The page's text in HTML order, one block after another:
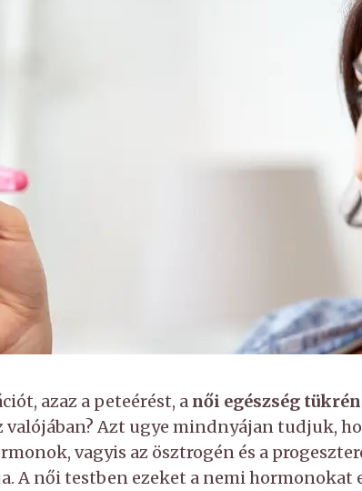
azaz a peteérést, a női egészség
valójában? Azt ugye mindnyájan tudjuk,
vagyis az ösztrogén és a
A női testben ezeket a nemi hormonokat